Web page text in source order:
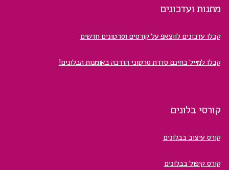
מתנות ועדכונים
קבלו עדכונים לווצאפ על קורסים וסרטונים חדשים
קבלו למייל בחינם סדרת סרטוני הדרכה באומנות הבלונים!
קורסי בלונים
קורס עיצוב בבלונים
קורס קיפול בבלונים